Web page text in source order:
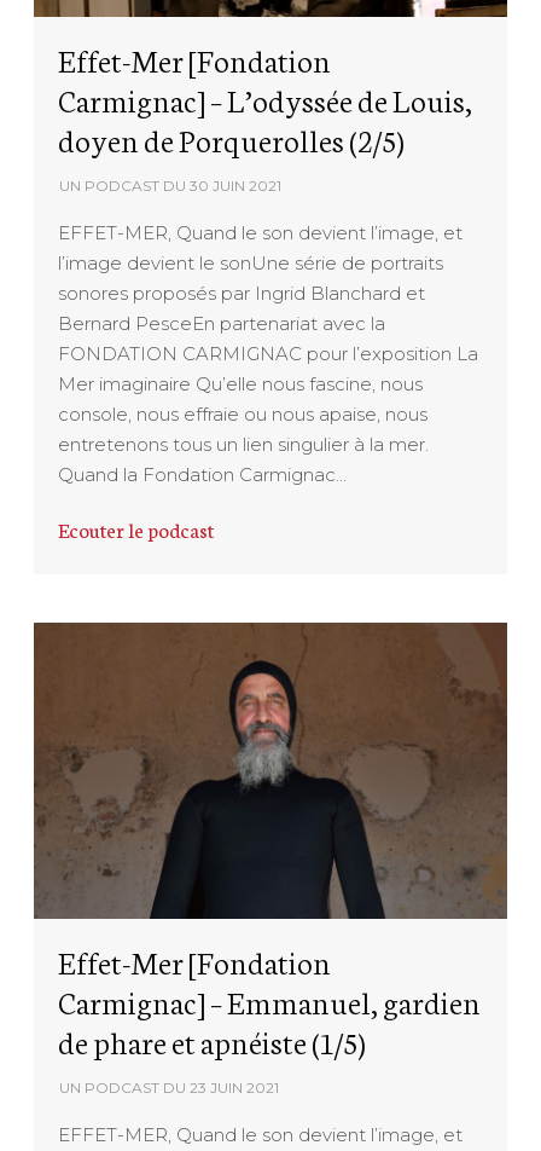
Effet-Mer [Fondation
Carmignac] – L’odyssée de Louis,
doyen de Porquerolles (2/5)
UN PODCAST DU30 JUIN 2021
EFFET-MER, Quand le son devient l’image, et
l’image devient le sonUne série de portraits
sonores proposés par Ingrid Blanchard et
Bernard PesceEn partenariat avec la
FONDATION CARMIGNAC pour l’exposition La
Mer imaginaire Qu’elle nous fascine, nous
console, nous effraie ou nous apaise, nous
entretenons tous un lien singulier à la mer.
Quand la Fondation Carmignac…
Ecouter le podcast
Effet-Mer [Fondation
Carmignac] – Emmanuel, gardien
de phare et apnéiste (1/5)
UN PODCAST DU23 JUIN 2021
EFFET-MER, Quand le son devient l’image, et